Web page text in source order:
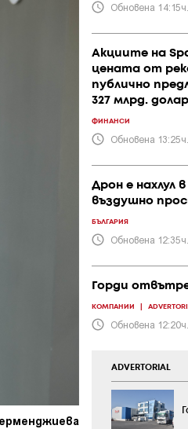
Обновена
Акциите на
цената от
публично
327 млрд.
ФИНАНСИ
Обновена
Дрон е нахлул
въздушно
БЪЛГАРИЯ
Обновена
Горди
КОМПАНИИ
Обновена
ADVERTORIAL